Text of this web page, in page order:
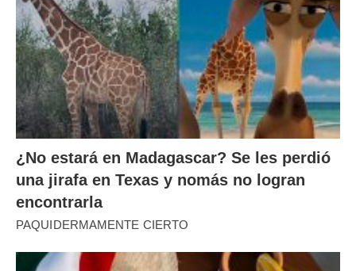
¿No estará en Madagascar? Se les perdió
una jirafa en Texas y nomás no logran
encontrarla
PAQUIDERMAMENTE CIERTO